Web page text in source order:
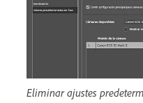
Eliminar ajustes